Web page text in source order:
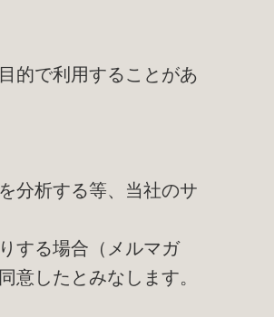
的で利用することがあ
分析する等、当社のサ
する場合（メルマガ
したとみなします。